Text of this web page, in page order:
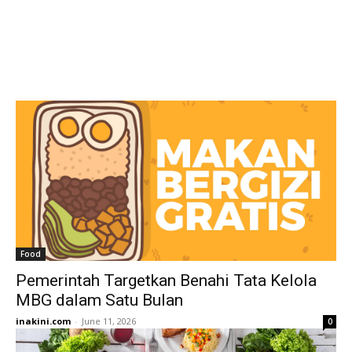
Food
Pemerintah Targetkan Benahi Tata Kelola
MBG dalam Satu Bulan
inakini.com - June 11, 2026 0